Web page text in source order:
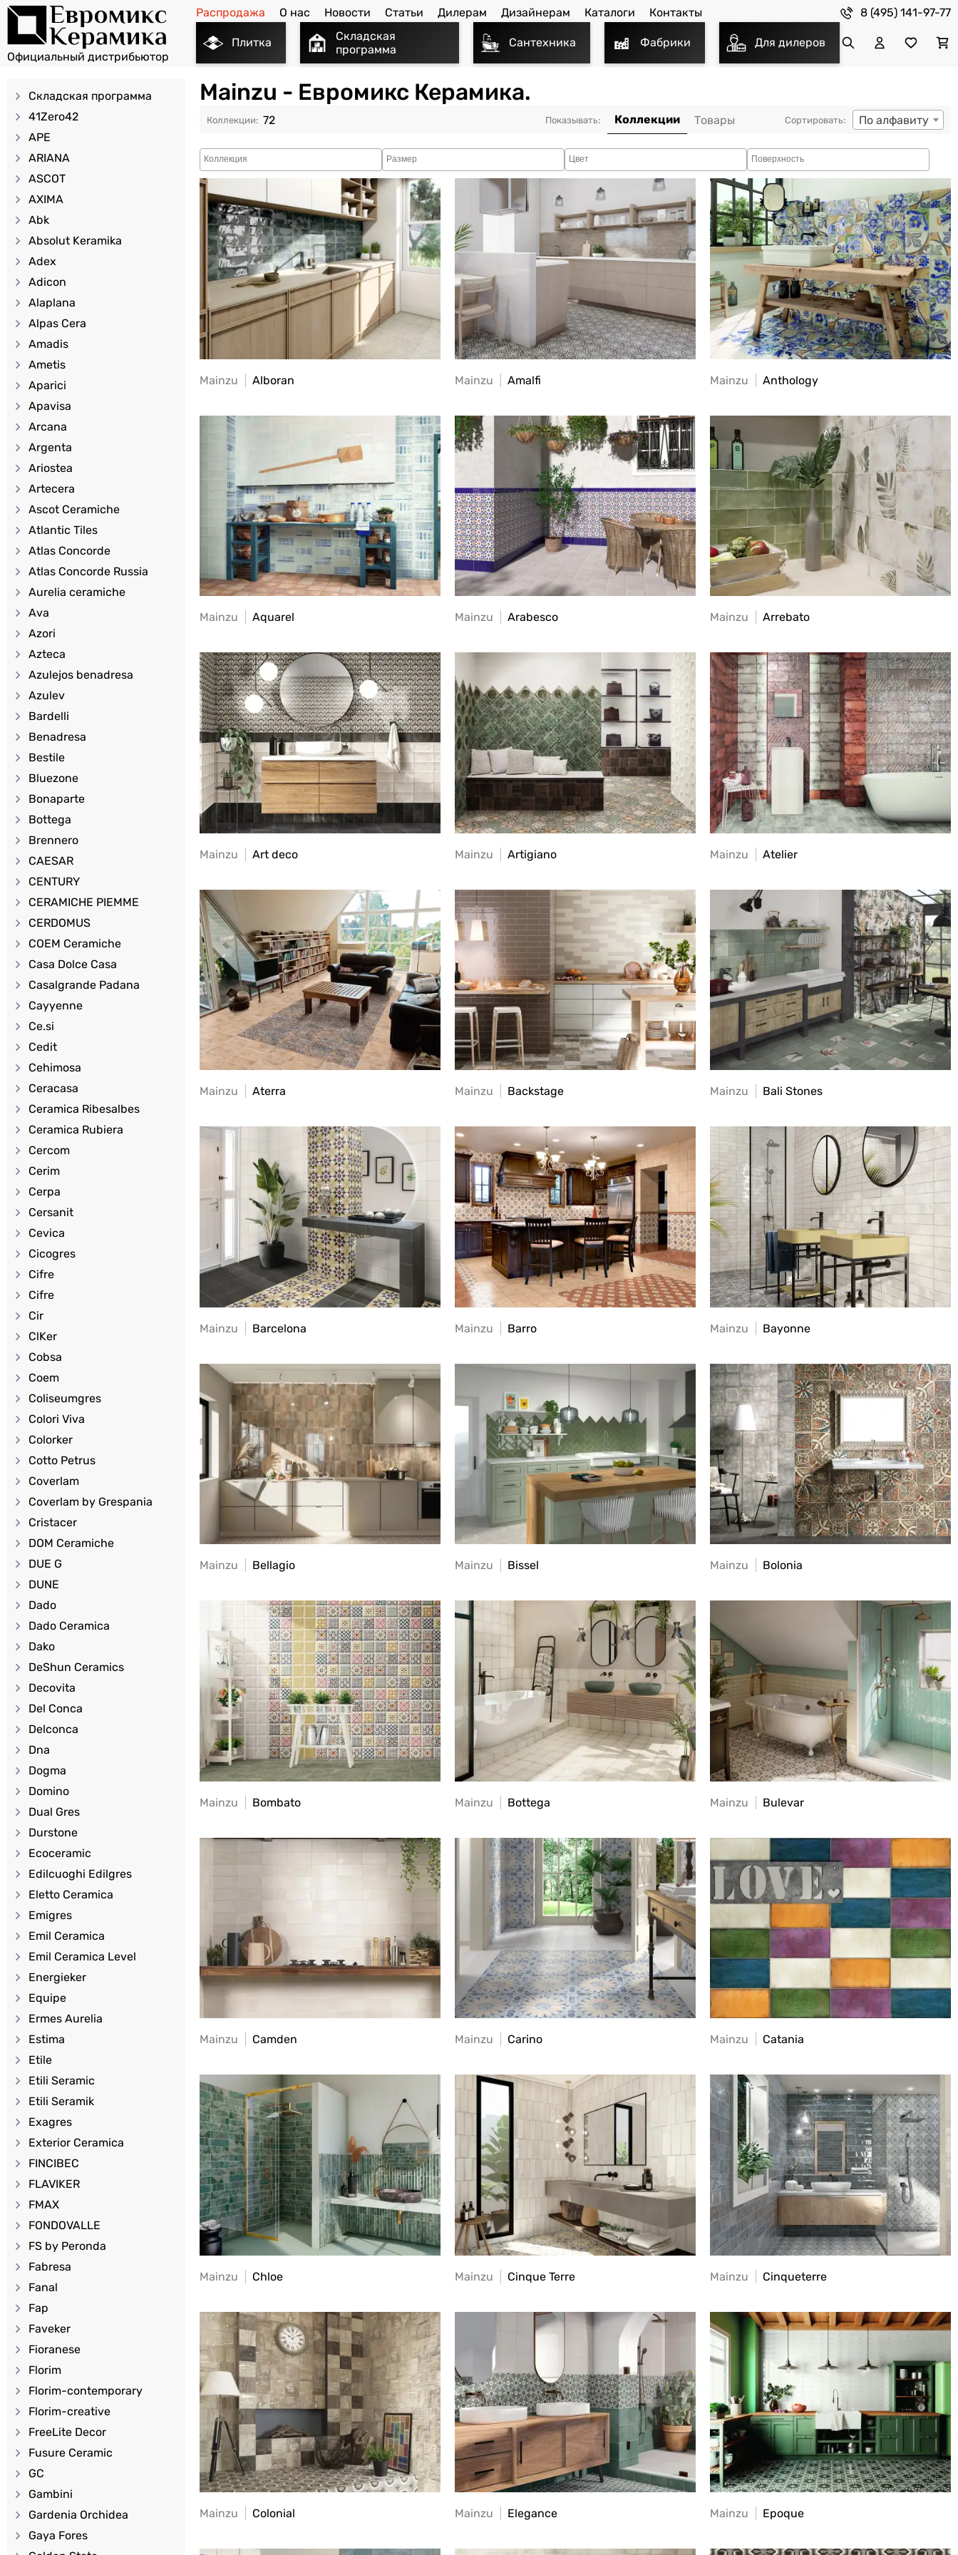
Распродажа О нас Новости Статьи Дилерам Дизайнерам Каталоги Контакты 8 (495) 141-97-77
Плитка
Складская
программа
Сантехника Фабрики Для дилеров
Складская программа
41Zero42
APE
ARIANA
ASCOT
AXIMA
Abk
Absolut Keramika
Adex
Adicon
Alaplana
Alpas Cera
Amadis
Ametis
Aparici
Apavisa
Arcana
Argenta
Ariostea
Artecera
Ascot Ceramiche
Atlantic Tiles
Atlas Concorde
Atlas Concorde Russia
Aurelia ceramiche
Ava
Azori
Azteca
Azulejos benadresa
Azulev
Bardelli
Benadresa
Bestile
Bluezone
Bonaparte
Bottega
Brennero
CAESAR
CENTURY
CERAMICHE PIEMME
CERDOMUS
COEM Ceramiche
Casa Dolce Casa
Casalgrande Padana
Cayyenne
Ce.si
Cedit
Cehimosa
Ceracasa
Ceramica Ribesalbes
Ceramica Rubiera
Cercom
Cerim
Cerpa
Cersanit
Cevica
Cicogres
Cifre
Cifre
Cir
ClKer
Cobsa
Coem
Coliseumgres
Colori Viva
Colorker
Cotto Petrus
Coverlam
Coverlam by Grespania
Cristacer
DOM Ceramiche
DUE G
DUNE
Dado
Dado Ceramica
Dako
DeShun Ceramics
Decovita
Del Conca
Delconca
Dna
Dogma
Domino
Dual Gres
Durstone
Ecoceramic
Edilcuoghi Edilgres
Eletto Ceramica
Emigres
Emil Ceramica
Emil Ceramica Level
Energieker
Equipe
Ermes Aurelia
Estima
Etile
Etili Seramic
Etili Seramik
Exagres
Exterior Ceramica
FINCIBEC
FLAVIKER
FMAX
FONDOVALLE
FS by Peronda
Fabresa
Fanal
Fap
Faveker
Fioranese
Florim
Florim-contemporary
Florim-creative
FreeLite Decor
Fusure Ceramic
GC
Gambini
Gardenia Orchidea
Gaya Fores
Mainzu - Евромикс Керамика.
72 По алфавиту
Mainzu Alboran Mainzu Amalfi Mainzu Anthology
Mainzu Aquarel Mainzu Arabesco Mainzu Arrebato
Mainzu Art deco Mainzu Artigiano Mainzu Atelier
Mainzu Aterra Mainzu Backstage Mainzu Bali Stones
Mainzu Barcelona Mainzu Barro Mainzu Bayonne
Mainzu Bellagio Mainzu Bissel Mainzu Bolonia
Mainzu Bombato Mainzu Bottega Mainzu Bulevar
Mainzu Camden Mainzu Carino Mainzu Catania
Mainzu Chloe Mainzu Cinque Terre Mainzu Cinqueterre
Mainzu Colonial Mainzu Elegance Mainzu Epoque